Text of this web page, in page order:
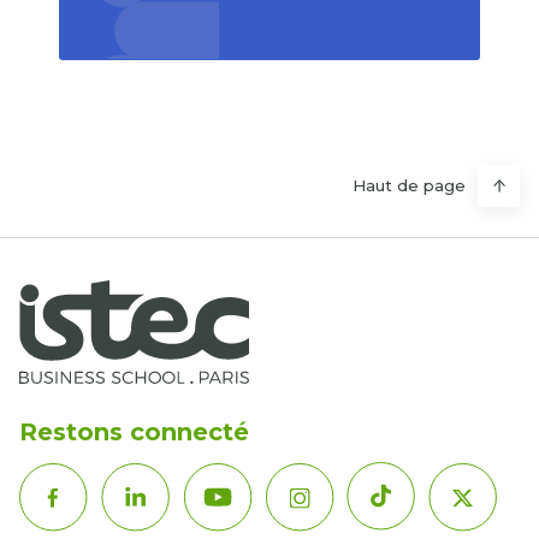
Haut de page
Restons connecté